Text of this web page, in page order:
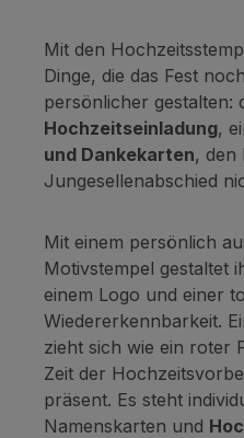
Mit den
Dinge, die das Fest
persönlicher gestalten:
Hochzeitseinladung,
und Dankekarten, den
Jungesellenabschied
Mit einem persönlich
Motivstempel gestaltet
einem Logo und einer
Wiedererkennbarkeit.
zieht sich wie ein roter
Zeit der
präsent. Es steht
Namenskarten und